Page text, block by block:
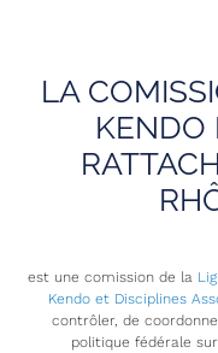
LA
KENDO
est une comission de la
Kendo et Disciplines
contrôler, de
politique fédérale